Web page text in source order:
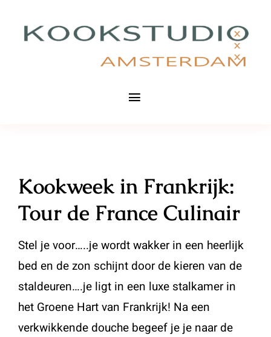
Toggle
Cursussen basistechnieken
Bedrijfsuitjes
Agenda
Kookweek in Frankrijk:
Tour de France Culinair
Stel je voor…..je wordt wakker in een heerlijk
bed en de zon schijnt door de kieren van de
staldeuren….je ligt in een luxe stalkamer in
het Groene Hart van Frankrijk! Na een
verkwikkende douche begeef je je naar de